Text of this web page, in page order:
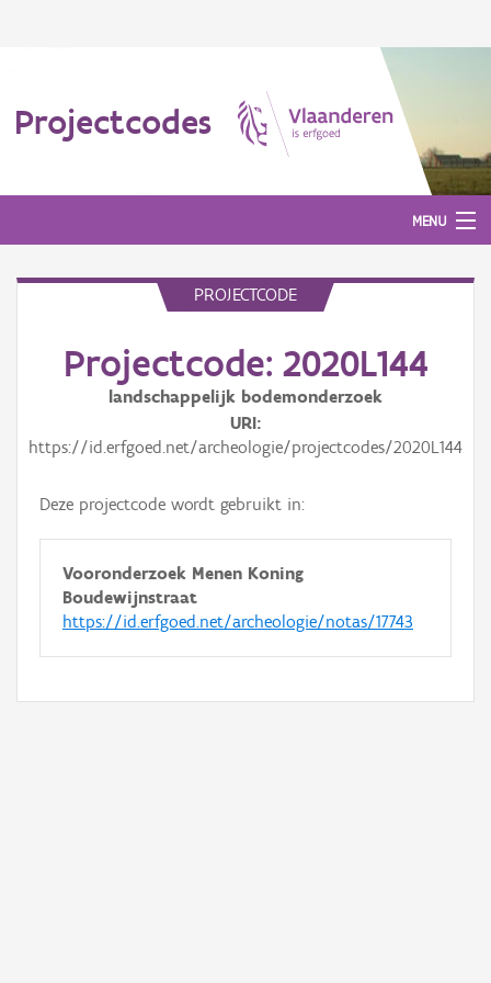
Projectcodes
MENU
PROJECTCODE
Projectcode: 2020L144
landschappelijk bodemonderzoek
URI
https://id.erfgoed.net/archeologie/projectcodes/2020L144
Deze projectcode wordt gebruikt in:
Vooronderzoek Menen Koning
Boudewijnstraat
https://id.erfgoed.net/archeologie/notas/17743